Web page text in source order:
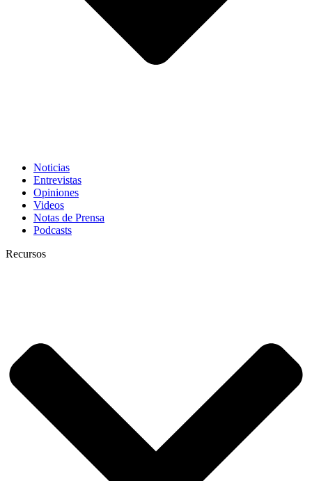
Noticias
Entrevistas
Opiniones
Videos
Notas de Prensa
Podcasts
Recursos